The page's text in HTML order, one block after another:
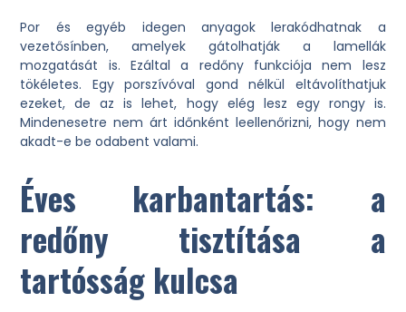
Por és egyéb idegen anyagok lerakódhatnak a
vezetősínben, amelyek gátolhatják a lamellák
mozgatását is. Ezáltal a redőny funkciója nem lesz
tökéletes. Egy porszívóval gond nélkül eltávolíthatjuk
ezeket, de az is lehet, hogy elég lesz egy rongy is.
Mindenesetre nem árt időnként leellenőrizni, hogy nem
akadt-e be odabent valami.
Éves karbantartás: a
redőny tisztítása a
tartósság kulcsa